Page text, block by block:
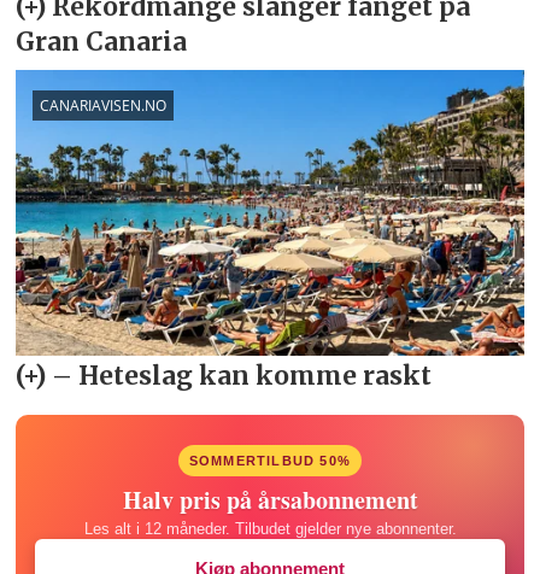
SOMMERTILBUD 50%
Halv pris på årsabonnement
Les alt i 12 måneder. Tilbudet gjelder nye abonnenter.
Kjøp abonnement